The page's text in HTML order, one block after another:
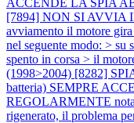
[7894] NON SI AVVIA
avviamento il motore
nel seguente modo: > su
spento in corsa > il
(1998>2004) [8282]
batteria) SEMPRE
REGOLARMENTE
rigenerato, il problema